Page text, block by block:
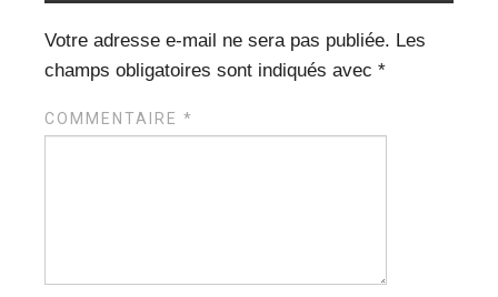
Votre adresse e-mail ne sera pas publiée. Les
champs obligatoires sont indiqués avec*
COMMENTAIRE*